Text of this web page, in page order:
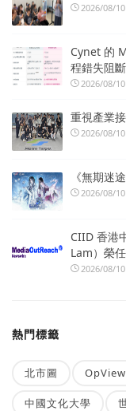
2026/08/10
Cynet 的
程錯失阻
2026/08/10
重視產業
2026/08/10
《無期迷
2026/08/10
CIID 香港
Lam）榮
2026/08/10
熱門標籤
北市圖 OpView
中國文化大學